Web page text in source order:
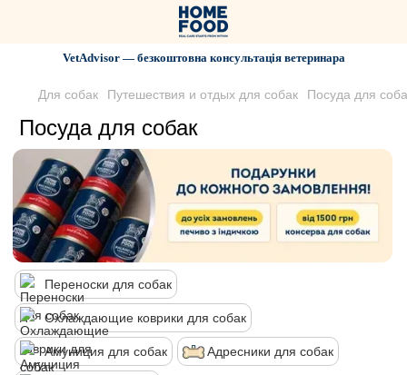
VetAdvisor — безкоштовна консультація ветеринара
Для собак Путешествия и отдых для собак Посуда для
Посуда для собак
Переноски для собак
Охлаждающие коврики для собак
Амуниция для собак Адресники для собак